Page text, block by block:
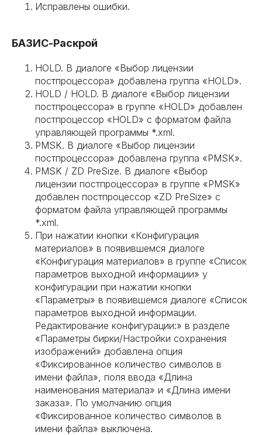
Исправлены ошибки.
БАЗИС-Раскрой
HOLD. В диалоге «Выбор лицензии
постпроцессора» добавлена группа «HOLD».
HOLD / HOLD. В диалоге «Выбор лицензии
постпроцессора» в группе «HOLD» добавлен
постпроцессор «HOLD» с форматом файла
управляющей программы *.xml.
PMSK. В диалоге «Выбор лицензии
постпроцессора» добавлена группа «PMSK».
PMSK / ZD PreSize. В диалоге «Выбор
лицензии постпроцессора» в группе «PMSK»
добавлен постпроцессор «ZD PreSize» с
форматом файла управляющей программы
*.xml.
При нажатии кнопки «Конфигурация
материалов» в появившемся диалоге
«Конфигурация материалов» в группе «Список
параметров выходной информации» у
конфигурации при нажатии кнопки
«Параметры» в появившемся диалоге «Список
параметров выходной информации.
Редактирование конфигурации:» в разделе
«Параметры бирки/Настройки сохранения
изображений» добавлена опция
«Фиксированное количество символов в
имени файла», поля ввода «Длина
наименования материала» и «Длина имени
заказа». По умолчанию опция
«Фиксированное количество символов в
имени файла» выключена.